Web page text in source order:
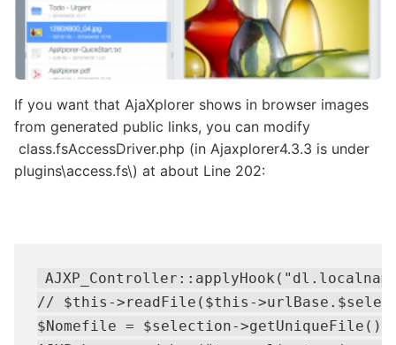
If you want that AjaXplorer shows in browser images
from generated public links, you can modify
class.fsAccessDriver.php (in Ajaxplorer4.3.3 is under
plugins\access.fs\) at about Line 202:
// $this->readFile($this-
$Nomefile = $selection->getUniqueFile();